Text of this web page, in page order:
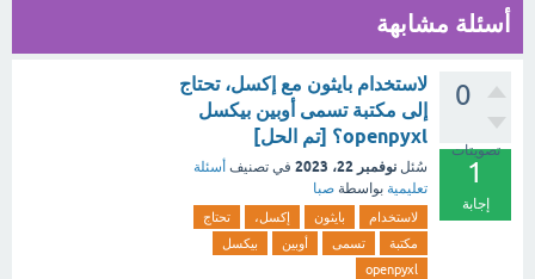
أسئلة مشابهة
0
تصويتات
1
إجابة
لاستخدام بايثون مع إكسل، تحتاج
إلى مكتبة تسمى أوبين بيكسل
openpyxl؟ [تم الحل]
سُئل نوفمبر 22، 2023 في تصنيف أسئلة
تعليمية بواسطة صبا
لاستخدام بايثون إكسل،
تحتاج
مكتبة
تسمى أوبين
بيكسل
openpyxl